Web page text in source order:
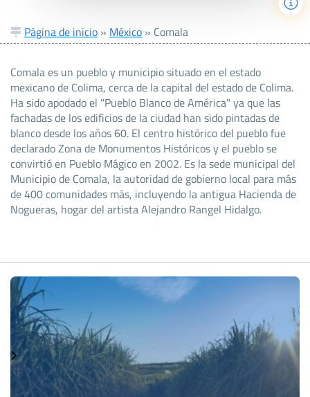
Página de inicio » México » Comala
Comala es un pueblo y municipio situado en el estado
mexicano de Colima, cerca de la capital del estado de Colima.
Ha sido apodado el "Pueblo Blanco de América" ya que las
fachadas de los edificios de la ciudad han sido pintadas de
blanco desde los años 60. El centro histórico del pueblo fue
declarado Zona de Monumentos Históricos y el pueblo se
convirtió en Pueblo Mágico en 2002. Es la sede municipal del
Municipio de Comala, la autoridad de gobierno local para más
de 400 comunidades más, incluyendo la antigua Hacienda de
Nogueras, hogar del artista Alejandro Rangel Hidalgo.